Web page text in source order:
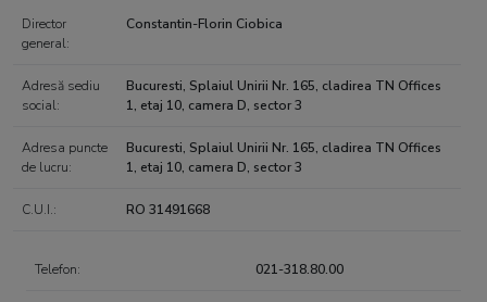
Director
general:
Constantin-Florin Ciobica
Adresă sediu
social:
Bucuresti, Splaiul Unirii Nr. 165, cladirea TN Offices
1, etaj 10, camera D, sector 3
Adresa puncte
de lucru:
Bucuresti, Splaiul Unirii Nr. 165, cladirea TN Offices
1, etaj 10, camera D, sector 3
C.U.I.: RO 31491668
Telefon: 021-318.80.00